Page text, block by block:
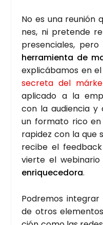
No es una
nes, ni pre­ten­de
pre­sen­cia­les,
herra­mien­ta de
expli­cá­ba­mos en
secre­ta del
apli­ca­do a la
con la audien­cia y
un for­ma­to rico
rapi­dez con la que
reci­be el
vier­te el
enri­que­ce­do­ra.
Podre­mos
de otros